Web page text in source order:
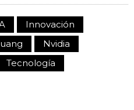
Innovación
Nvidia
Tecnología